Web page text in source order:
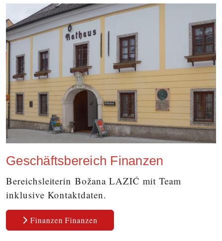
Geschäftsbereich Finanzen
Bereichsleiterin Božana LAZIĆ mit Team
inklusive Kontaktdaten.
Finanzen Finanzen